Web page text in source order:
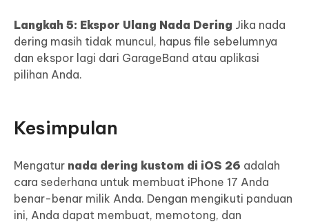
Langkah 5: Ekspor Ulang Nada Dering Jika nada
dering masih tidak muncul, hapus file sebelumnya
dan ekspor lagi dari GarageBand atau aplikasi
pilihan Anda.
Kesimpulan
Mengatur nada dering kustom di iOS 26 adalah
cara sederhana untuk membuat iPhone 17 Anda
benar-benar milik Anda. Dengan mengikuti panduan
ini, Anda dapat membuat, memotong, dan